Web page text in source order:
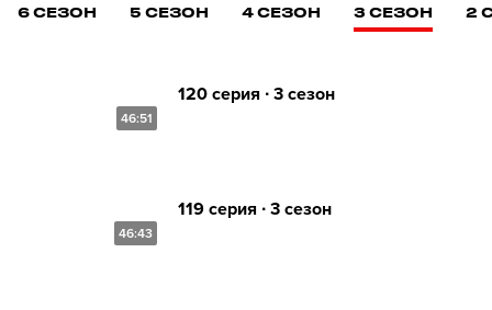
6 СЕЗОН 5 СЕЗОН 4 СЕЗОН 3 СЕЗОН 2
46:51
120 серия ∙ 3 сезон
46:43
119 серия ∙ 3 сезон